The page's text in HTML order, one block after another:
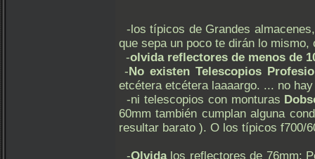
-los típicos de Grandes
que sepa un poco te dirán lo
-olvida reflectores de menos de
- No existen Telescopios
etcétera etcétera laaaargo. ... no
-ni telescopios con monturas
60mm también cumplan alguna
resultar barato ). O los típicos
-Olvidalos reflectores de 76mm: